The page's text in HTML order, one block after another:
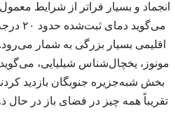
انجماد و بسیار فراتر از شرایط
اقلیمی بسیار بزرگی به شمار
مونوز، یخچال‌شناس شیلیایی،
بخش شبه‌جزیره جنوبگان بازدید